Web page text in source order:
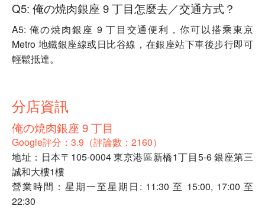
Q5: 俺の焼肉銀座 9 丁目怎麼去／交通方式？
A5: 俺の焼肉銀座 9 丁目交通便利，你可以搭乘東京
Metro 地鐵銀座線或日比谷線，在銀座站下車後步行即可
輕鬆抵達。
分店資訊
俺の焼肉銀座 9 丁目
Google評分：3.9（評論數：2160）
地址：日本〒105-0004 東京港區新橋1丁目5-6 銀座第三
誠和大樓1樓
營業時間：星期一至星期日: 11:30 至 15:00, 17:00 至
22:30